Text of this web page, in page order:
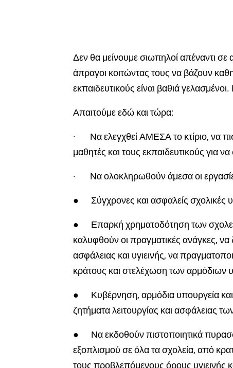
Δεν θα μείνουμε σιωπηλοί απέναντι
άπραγοι κοιτώντας τους να βάζουν
εκπαιδευτικούς είναι βαθιά
Απαιτούμε εδώ και τώρα:
·
Να ελεγχθεί ΑΜΕΣΑ το κτίριο, να
μαθητές και τους εκπαιδευτικούς για
· Να ολοκληρωθούν άμεσα οι
● Σύγχρονες και ασφαλείς σχολικές
●
Επαρκή χρηματοδότηση των
καλυφθούν οι πραγματικές ανάγκες,
ασφάλειας και υγιεινής, να
κράτους και στελέχωση των αρμόδιων
●
Κυβέρνηση, αρμόδια υπουργεία
ζητήματα λειτουργίας και ασφάλειας
●
Να εκδοθούν πιστοποιητικά
εξοπλισμού σε όλα τα σχολεία, από
τους προβλεπόμενους όρους υγιεινής